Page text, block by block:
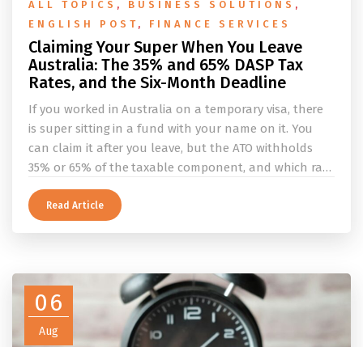
ALL TOPICS , BUSINESS SOLUTIONS ,
ENGLISH POST , FINANCE SERVICES
Claiming Your Super When You Leave
Australia: The 35% and 65% DASP Tax
Rates, and the Six-Month Deadline
If you worked in Australia on a temporary visa, there
is super sitting in a fund with your name on it. You
can claim it after you leave, but the ATO withholds
35% or 65% of the taxable component, and which rate
applies depends on whether you ever held a working
holiday maker visa. This guide covers the eligibility
Read Article
06
Aug